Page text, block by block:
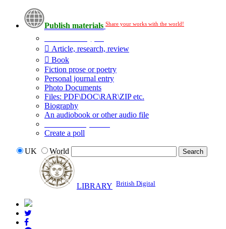
Publish materials Share your works with the world!
Article, research, review
Book
Fiction prose or poetry
Personal journal entry
Photo Documents
Files: PDF\DOC\RAR\ZIP etc.
Biography
An audiobook or other audio file
Create a poll
UK World
LIBRARY British Digital